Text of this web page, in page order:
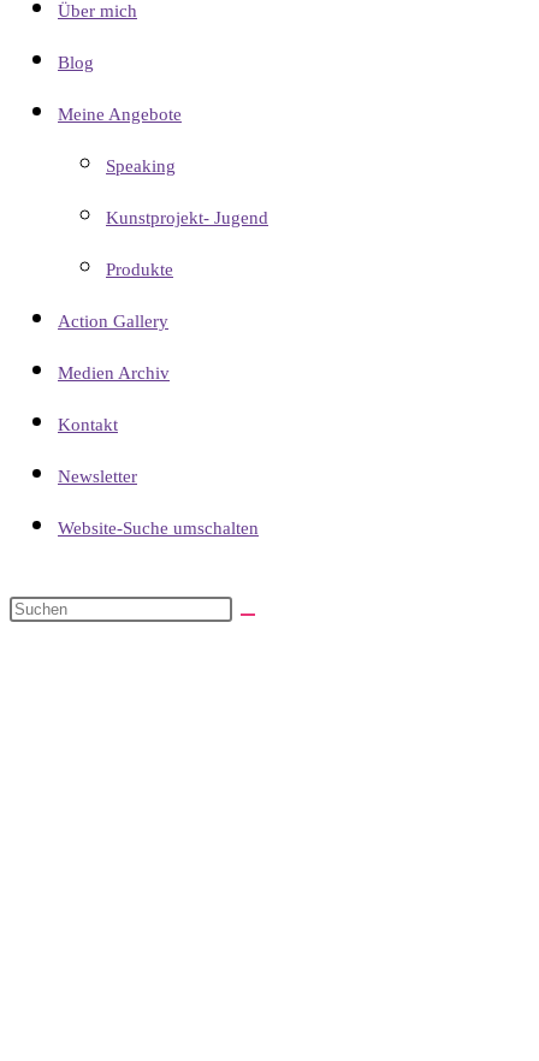
Über mich
Blog
Meine Angebote
Speaking
Kunstprojekt- Jugend
Produkte
Action Gallery
Medien Archiv
Kontakt
Newsletter
Website-Suche umschalten